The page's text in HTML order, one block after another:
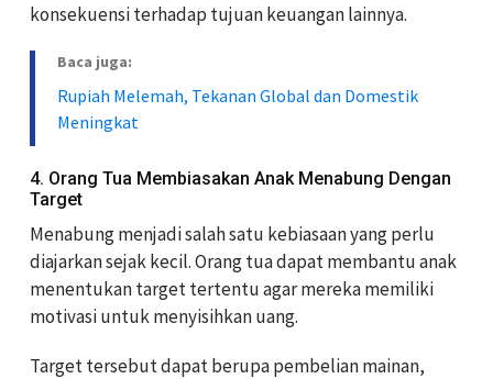
konsekuensi terhadap tujuan keuangan lainnya.
Baca juga:
Rupiah Melemah, Tekanan Global dan Domestik
Meningkat
4. Orang Tua Membiasakan Anak Menabung Dengan
Target
Menabung menjadi salah satu kebiasaan yang perlu
diajarkan sejak kecil. Orang tua dapat membantu anak
menentukan target tertentu agar mereka memiliki
motivasi untuk menyisihkan uang.
Target tersebut dapat berupa pembelian mainan,